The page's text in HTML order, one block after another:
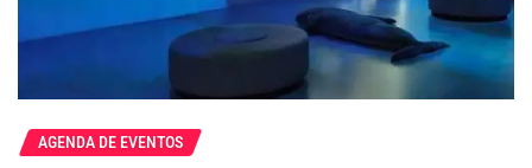
AGENDA DE EVENTOS